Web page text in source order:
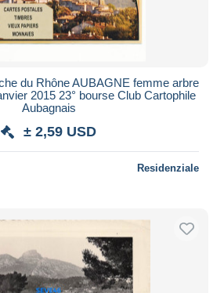
du Rhône AUBAGNE femme arbre
2015 23° bourse Club Cartophile
Aubagnais
± 2,59 USD
Residenziale